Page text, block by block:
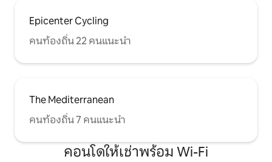
Epicenter Cycling
คนท้องถิ่น 22 คนแนะนำ
The Mediterranean
คนท้องถิ่น 7 คนแนะนำ
คอนโดให้เช่าพร้อม Wi-Fi